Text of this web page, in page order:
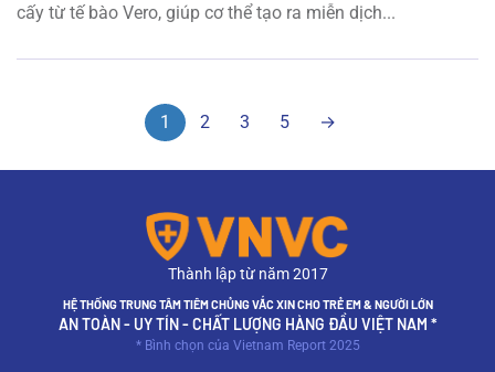
cấy từ tế bào Vero, giúp cơ thể tạo ra miễn dịch...
1 2 3 5 →
Thành lập từ năm 2017
HỆ THỐNG TRUNG TÂM TIÊM CHỦNG VẮC XIN CHO TRẺ EM & NGƯỜI LỚN
AN TOÀN - UY TÍN - CHẤT LƯỢNG HÀNG ĐẦU VIỆT NAM *
* Bình chọn của Vietnam Report 2025